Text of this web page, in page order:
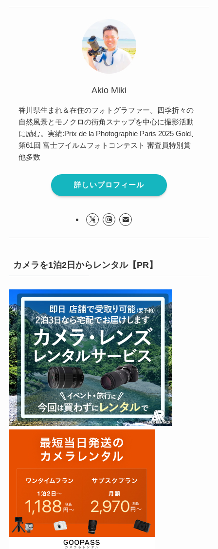
Akio Miki
香川県生まれ＆在住のフォトグラファー。四季折々の
自然風景とモノクロの街角スナップを中心に撮影活動
に励む。実績:Prix de la Photographie Paris 2025 Gold、
第61回 富士フイルムフォトコンテスト 審査員特別賞
他多数
詳しいプロフィール
カメラを1泊2日からレンタル【PR】